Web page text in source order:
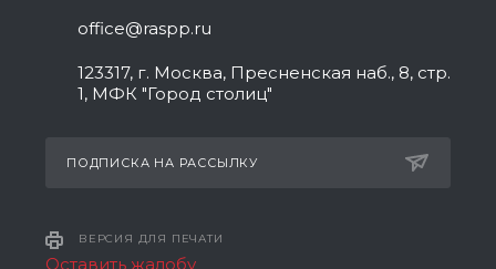
office@raspp.ru
123317, г. Москва, Пресненская наб., 8, стр.
1, МФК "Город столиц"
ПОДПИСКА НА РАССЫЛКУ
ВЕРСИЯ ДЛЯ ПЕЧАТИ
Оставить жалобу